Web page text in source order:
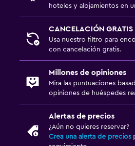
hoteles y alojamientos en
CANCELACIÓN GRATIS
Usa nuestro filtro para
con cancelación gratis.
Millones de opiniones
Mira las puntuaciones
opiniones de huéspedes
Alertas de precios
¿Aún no quieres reservar?
Crea una alerta de precios